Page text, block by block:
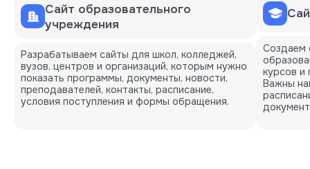
Сайт образовательного
учреждения
Разрабатываем сайты для школ, колледжей,
вузов, центров и организаций, которым нужно
показать программы, документы, новости,
преподавателей, контакты, расписание,
условия поступления и формы обращения.
Создаем
курсов и
Важны